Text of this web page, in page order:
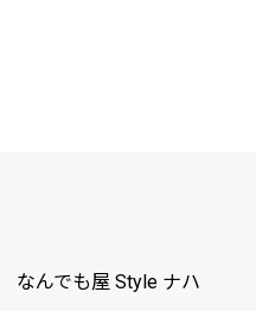
なんでも屋 Style ナハ